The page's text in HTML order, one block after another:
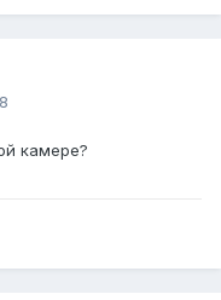
камере?